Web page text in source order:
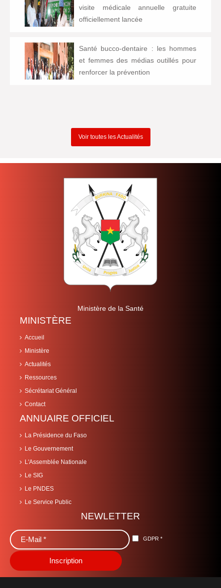
visite médicale annuelle gratuite
officiellement lancée
Santé bucco-dentaire : les hommes
et femmes des médias outillés pour
renforcer la prévention
Voir toutes les Actualités
Ministère de la Santé
MINISTÈRE
Accueil
Ministère
Actualités
Ressources
Sécrétariat Général
Contact
ANNUAIRE OFFICIEL
La Présidence du Faso
Le Gouvernement
L'Assemblée Nationale
Le SIG
Le PNDES
Le Service Public
NEWLETTER
GDPR *